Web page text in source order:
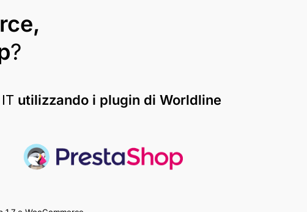
?
utilizzando i plugin di Worldline